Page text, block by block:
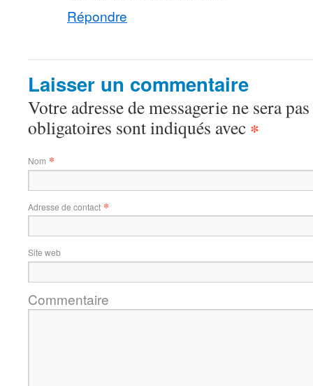
Répondre
Laisser un commentaire
Votre adresse de messagerie ne sera
obligatoires sont indiqués avec *
Nom *
Adresse de contact *
Site web
Commentaire